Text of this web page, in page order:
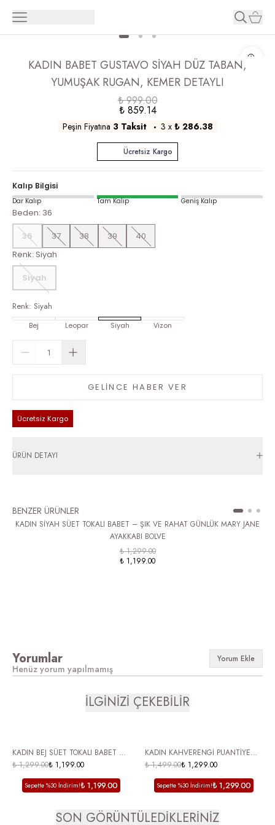
KADIN BABET GUSTAVO SİYAH DÜZ TABAN,
YUMUŞAK RUGAN, KEMER DETAYLI
₺ 999.00
₺ 859.14
Peşin Fiyatına 3 Taksit 3 x ₺ 286.38
Ücretsiz Kargo
Kalıp Bilgisi
Dar Kalıp Tam Kalıp Geniş Kalıp
Beden: 36
36
37 38 39
40
Renk: Siyah
Siyah
Renk: Siyah
Bej Leopar Siyah Vizon
GELİNCE HABER VER
Ücretsiz Kargo
ÜRÜN DETAYI
BENZER ÜRÜNLER
KADIN SİYAH SÜET TOKALI BABET – ŞIK VE RAHAT GÜNLÜK MARY JANE
AYAKKABI BOLVE
₺ 1,299.00
₺ 1,199.00
Yorumlar Yorum Ekle
Henüz yorum yapılmamış
İLGİNİZİ ÇEKEBİLİR
ÜCRETSİZ KARGO
KADIN BEJ SÜET TOKALI BABET –
ŞIK VE RAHAT GÜNLÜK MARY
JANE AYAKKABI BOLVE
₺ 1,299.00₺ 1,199.00
Sepette %30 İndirim!₺ 1,199.00
ÜCRETSİZ KARGO
KADIN KAHVERENGİ PUANTİYE
DESEN DÜZ TABAN
AYARLANABİLİR TOKA DETAY
BABET
₺ 1,499.00₺ 1,299.00
Sepette %30 İndirim!₺ 1,299.00
SON GÖRÜNTÜLEDİKLERİNİZ